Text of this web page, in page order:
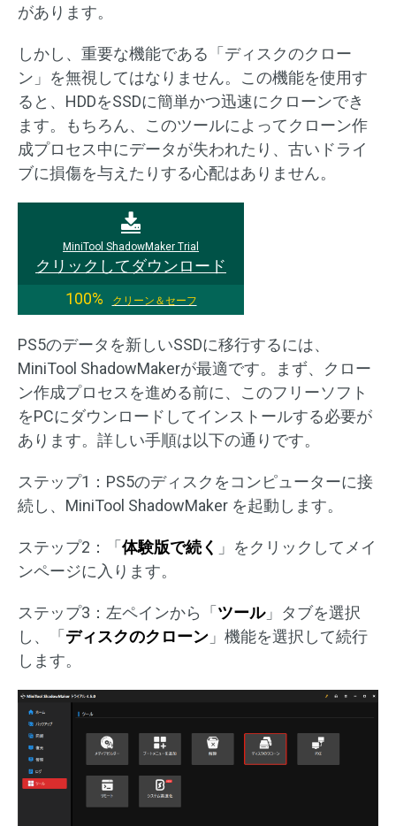
があります。
しかし、重要な機能である「ディスクのクロー
ン」を無視してはなりません。この機能を使用す
ると、HDDをSSDに簡単かつ迅速にクローンでき
ます。もちろん、このツールによってクローン作
成プロセス中にデータが失われたり、古いドライ
ブに損傷を与えたりする心配はありません。
MiniTool ShadowMaker Trial
クリックしてダウンロード
100%
クリーン＆セーフ
PS5のデータを新しいSSDに移行するには、
MiniTool ShadowMakerが最適です。まず、クロー
ン作成プロセスを進める前に、このフリーソフト
をPCにダウンロードしてインストールする必要が
あります。詳しい手順は以下の通りです。
ステップ1：PS5のディスクをコンピューターに接
続し、MiniTool ShadowMaker を起動します。
ステップ2：「 体験版で続く 」をクリックしてメイ
ンページに入ります。
ステップ3：左ペインから「 ツール」タブを選択
し、「 ディスクのクローン 」機能を選択して続行
します。